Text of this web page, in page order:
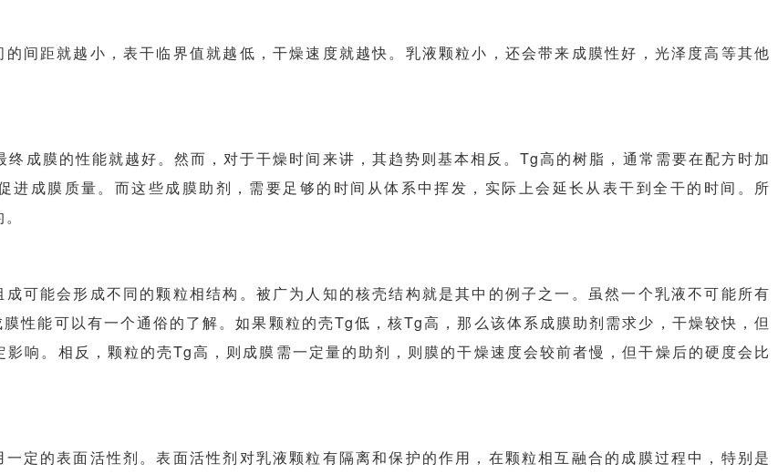
间距就越小，表干临界值就越低，干燥速度就越快。乳液颗粒小，还会带来成膜性好，光泽度高等其他
成膜的性能就越好。然而，对于干燥时间来讲，其趋势则基本相反。Tg高的树脂，通常需要在配方时加
成膜质量。而这些成膜助剂，需要足够的时间从体系中挥发，实际上会延长从表干到全干的时间。所
可能会形成不同的颗粒相结构。被广为人知的核壳结构就是其中的例子之一。虽然一个乳液不可能所有
性能可以有一个通俗的了解。如果颗粒的壳Tg低，核Tg高，那么该体系成膜助剂需求少，干燥较快，但
响。相反，颗粒的壳Tg高，则成膜需一定量的助剂，则膜的干燥速度会较前者慢，但干燥后的硬度会比
定的表面活性剂。表面活性剂对乳液颗粒有隔离和保护的作用，在颗粒相互融合的成膜过程中，特别是